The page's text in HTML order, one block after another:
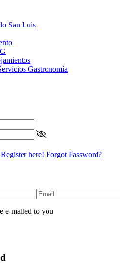
San Luis
Gastronomía
here! Forgot Password?
e-mailed to you